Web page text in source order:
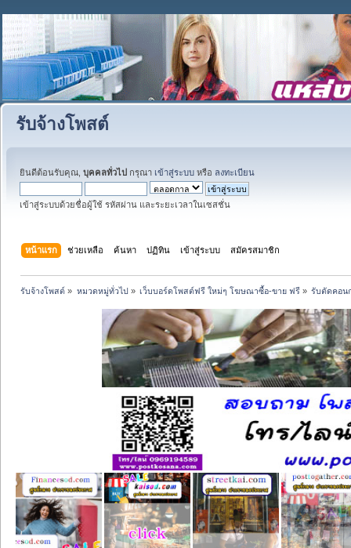
รับจ้างโพสต์
ยินดีต้อนรับคุณ, บุคคลทั่วไป กรุณา เข้าสู่ระบบ หรือ ลงทะเบียน
เข้าสู่ระบบด้วยชื่อผู้ใช้ รหัสผ่าน และระยะเวลาในเซสชั่น
หน้าแรก ช่วยเหลือ ค้นหา ปฏิทิน เข้าสู่ระบบ สมัครสมาชิก
รับจ้างโพสต์ » หมวดหมู่ทั่วไป» เว็บบอร์ดโพสต์ฟรี ใหม่ๆ โฆษณาซื้อ-ขาย ฟรี» รับตัดคอน